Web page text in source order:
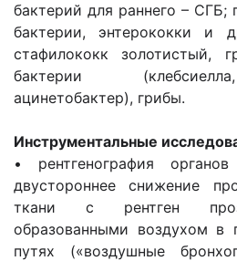
бактерий для раннего – СГБ;
бактерии, энтерококки и
стафилококк золотистый,
бактерии
ацинетобактер), грибы.
Инструментальные
• рентгенография
двустороннее снижение
ткани с рентген
образованными воздухом в
путях («воздушные